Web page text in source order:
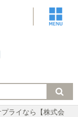
ライなら【株式会